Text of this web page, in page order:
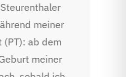
meiner
(PT): ab dem
meiner